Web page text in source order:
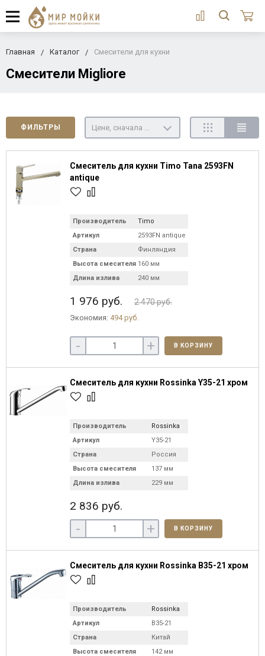
Главная Каталог Смесители для кухни
Смесители Migliore
ФИЛЬТРЫ Цене, сначала недорогие
Смеситель для кухни Timo Tana 2593FN
antique
Производитель
Timo
Артикул
2593FN antique
Страна
Финляндия
Высота смесителя 160 мм
Длина излива
240 мм
1 976 руб. 2 470 руб.
Экономия: 494 руб.
- + В КОРЗИНУ
Смеситель для кухни Rossinka Y35-21 хром
Производитель
Rossinka
Артикул
Y35-21
Страна
Россия
Высота смесителя
137 мм
Длина излива
229 мм
2 836 руб.
- + В КОРЗИНУ
Смеситель для кухни Rossinka B35-21 хром
Производитель
Rossinka
Артикул
B35-21
Страна
Китай
Высота смесителя
142 мм